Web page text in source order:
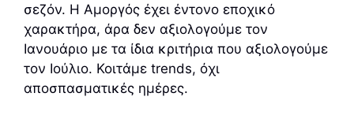
σεζόν. Η Αμοργός έχει έντονο εποχικό
χαρακτήρα, άρα δεν αξιολογούμε τον
Ιανουάριο με τα ίδια κριτήρια που αξιολογούμε
τον Ιούλιο. Κοιτάμε trends, όχι
αποσπασματικές ημέρες.